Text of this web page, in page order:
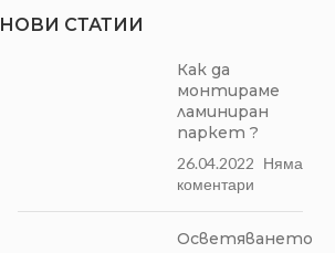
НОВИ СТАТИИ
Как да
монтираме
ламиниран
паркет ?
26.04.2022 Няма
коментари
Осветяването